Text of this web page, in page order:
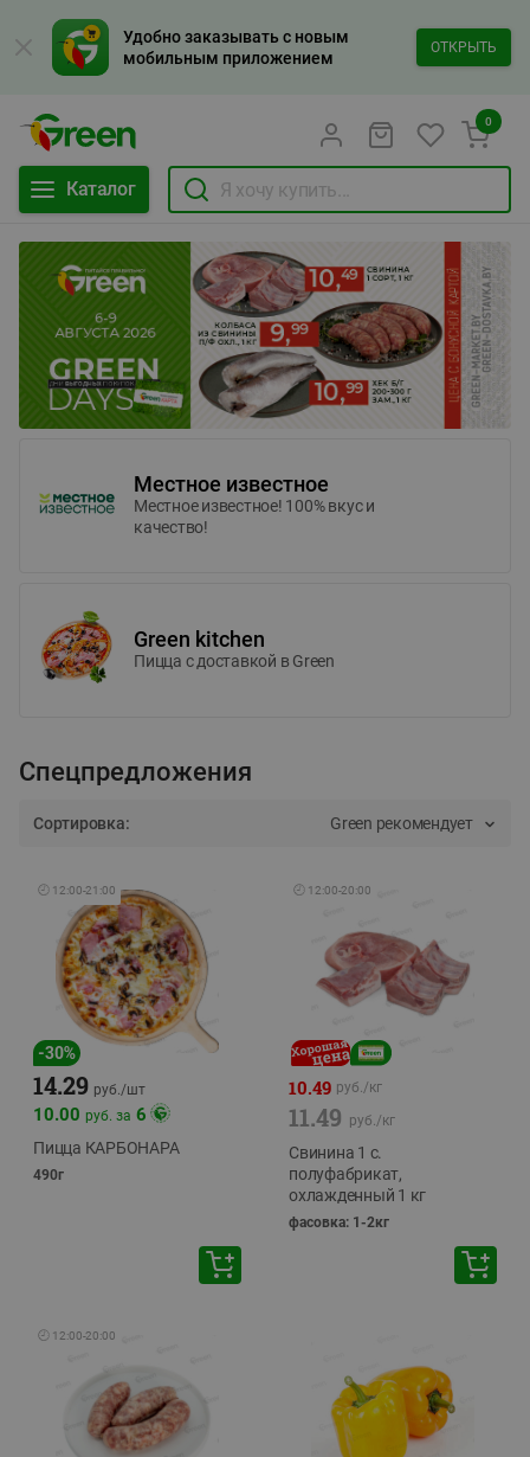
Удобно заказывать с новым
мобильным приложением
ОТКРЫТЬ
Каталог
0
Местное известное
Местное известное! 100% вкус и
качество!
Green kitchen
Пицца c доставкой в Green
Спецпредложения
Сортировка: Green рекомендует
🕘 12:00-21:00
-30%
14.29 руб./шт
10.00 руб. за 6
Пицца КАРБОНАРА
490г
🕘 12:00-20:00
10.49 руб./кг
11.49 руб./кг
Свинина 1 с.
полуфабрикат,
охлажденный 1 кг
фасовка: 1-2кг
🕘 12:00-20:00